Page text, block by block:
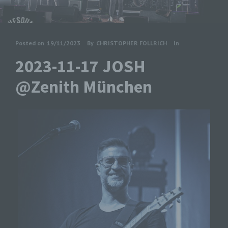
Posted on 19/11/2023 By CHRISTOPHER FOLLRICH In
2023-11-17 JOSH
@Zenith München